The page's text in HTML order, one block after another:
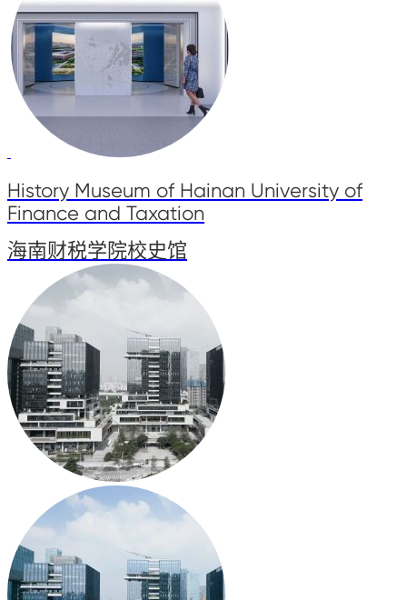
History Museum of Hainan University of
Finance and Taxation
海南财税学院校史馆